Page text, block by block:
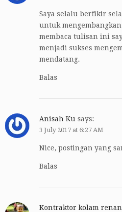
Saya selalu berfikir
untuk
membaca tulisan ini
menjadi sukses
mendatang.
Balas
Anisah Ku says:
3 July 2017 at 6:27 AM
Nice, postingan yang
Balas
Kontraktor kolam